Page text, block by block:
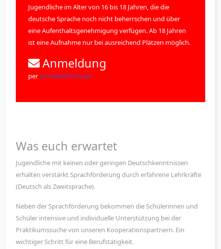
Jugendliche im Alter von 16 bis 18 Jahren, die die
deutsche Sprache noch nicht beherrschen und über
eine Aufenthaltsgenehmigung verfügen. Ab 18 Jahren
ist eine Aufnahme nur bei ausreichend Plätzen möglich.
Anmeldung
perAnmeldeformular
Was euch erwartet
Jugendliche mit keinen oder geringen Deutschkenntnissen
erhalten verstärkt Sprachförderung durch erfahrene Lehrkräfte
(Deutsch als Zweitsprache).
Neben der Sprachförderung bekommen die Schülerinnen und
Schüler intensive und individuelle Unterstützung bei der
Praktikumssuche von unseren Kooperationspartnern. Ein
wichtiger Schritt für eine Berufstätigkeit.